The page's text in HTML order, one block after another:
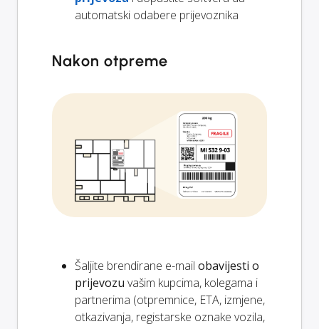
automatski odabere prijevoznika
Nakon otpreme
Šaljite brendirane e-mail obavijesti o
prijevozu vašim kupcima, kolegama i
partnerima (otpremnice, ETA, izmjene,
otkazivanja, registarske oznake vozila,